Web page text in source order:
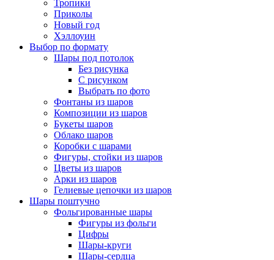
Тропики
Приколы
Новый год
Хэллоуин
Выбор по формату
Шары под потолок
Без рисунка
С рисунком
Выбрать по фото
Фонтаны из шаров
Композиции из шаров
Букеты шаров
Облако шаров
Коробки с шарами
Фигуры, стойки из шаров
Цветы из шаров
Арки из шаров
Гелиевые цепочки из шаров
Шары поштучно
Фольгированные шары
Фигуры из фольги
Цифры
Шары-круги
Шары-сердца